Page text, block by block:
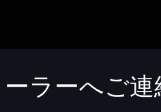
ラーへご連